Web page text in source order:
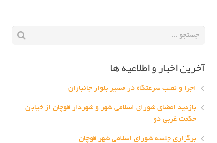
آخرین اخبار و اطلاعیه ها
اجرا و نصب سرعتگاه در مسیر بلوار جانبازان
بازدید اعضای شورای اسلامی شهر و شهردار قوچان از خیابان
حکمت غربی دو
برگزاری جلسه شورای اسلامی شهر قوچان